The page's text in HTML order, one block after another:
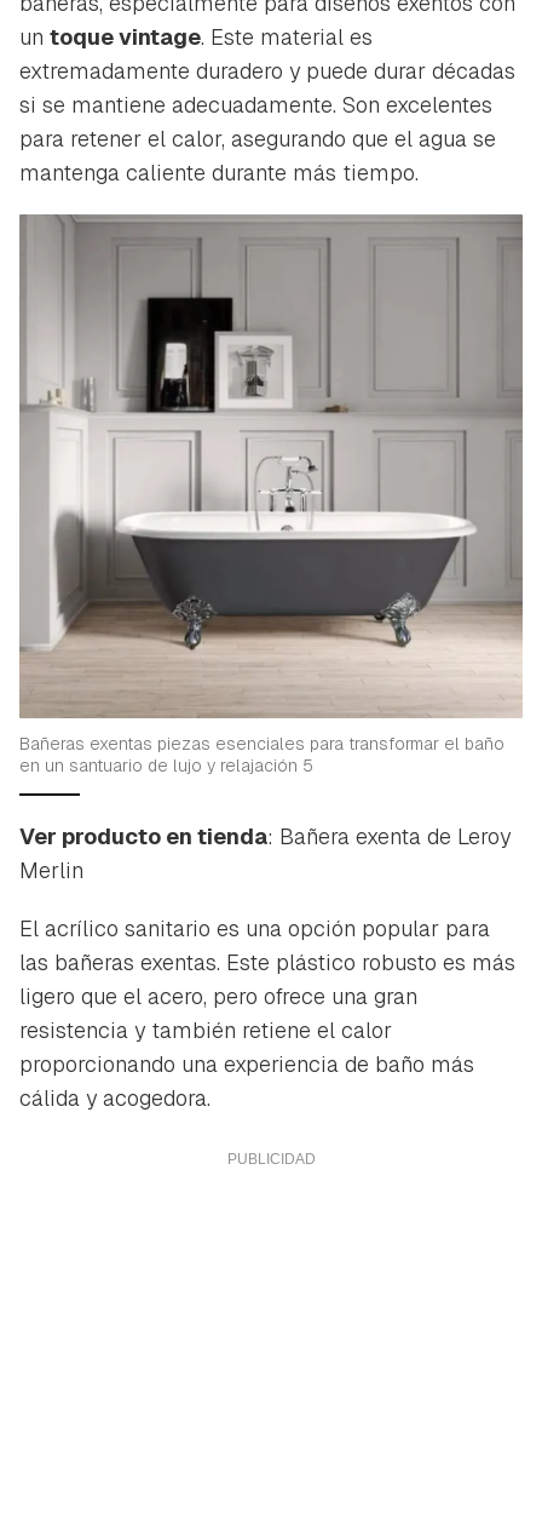
un toque vintage. Este material es
extremadamente duradero y puede durar décadas
si se mantiene adecuadamente. Son excelentes
para retener el calor, asegurando que el agua se
mantenga caliente durante más tiempo.
Bañeras exentas piezas esenciales para transformar el baño
en un santuario de lujo y relajación 5
Ver producto en tienda: Bañera exenta de Leroy
Merlin
El acrílico sanitario es una opción popular para
las bañeras exentas. Este plástico robusto es más
ligero que el acero, pero ofrece una gran
resistencia y también retiene el calor
proporcionando una experiencia de baño más
cálida y acogedora.